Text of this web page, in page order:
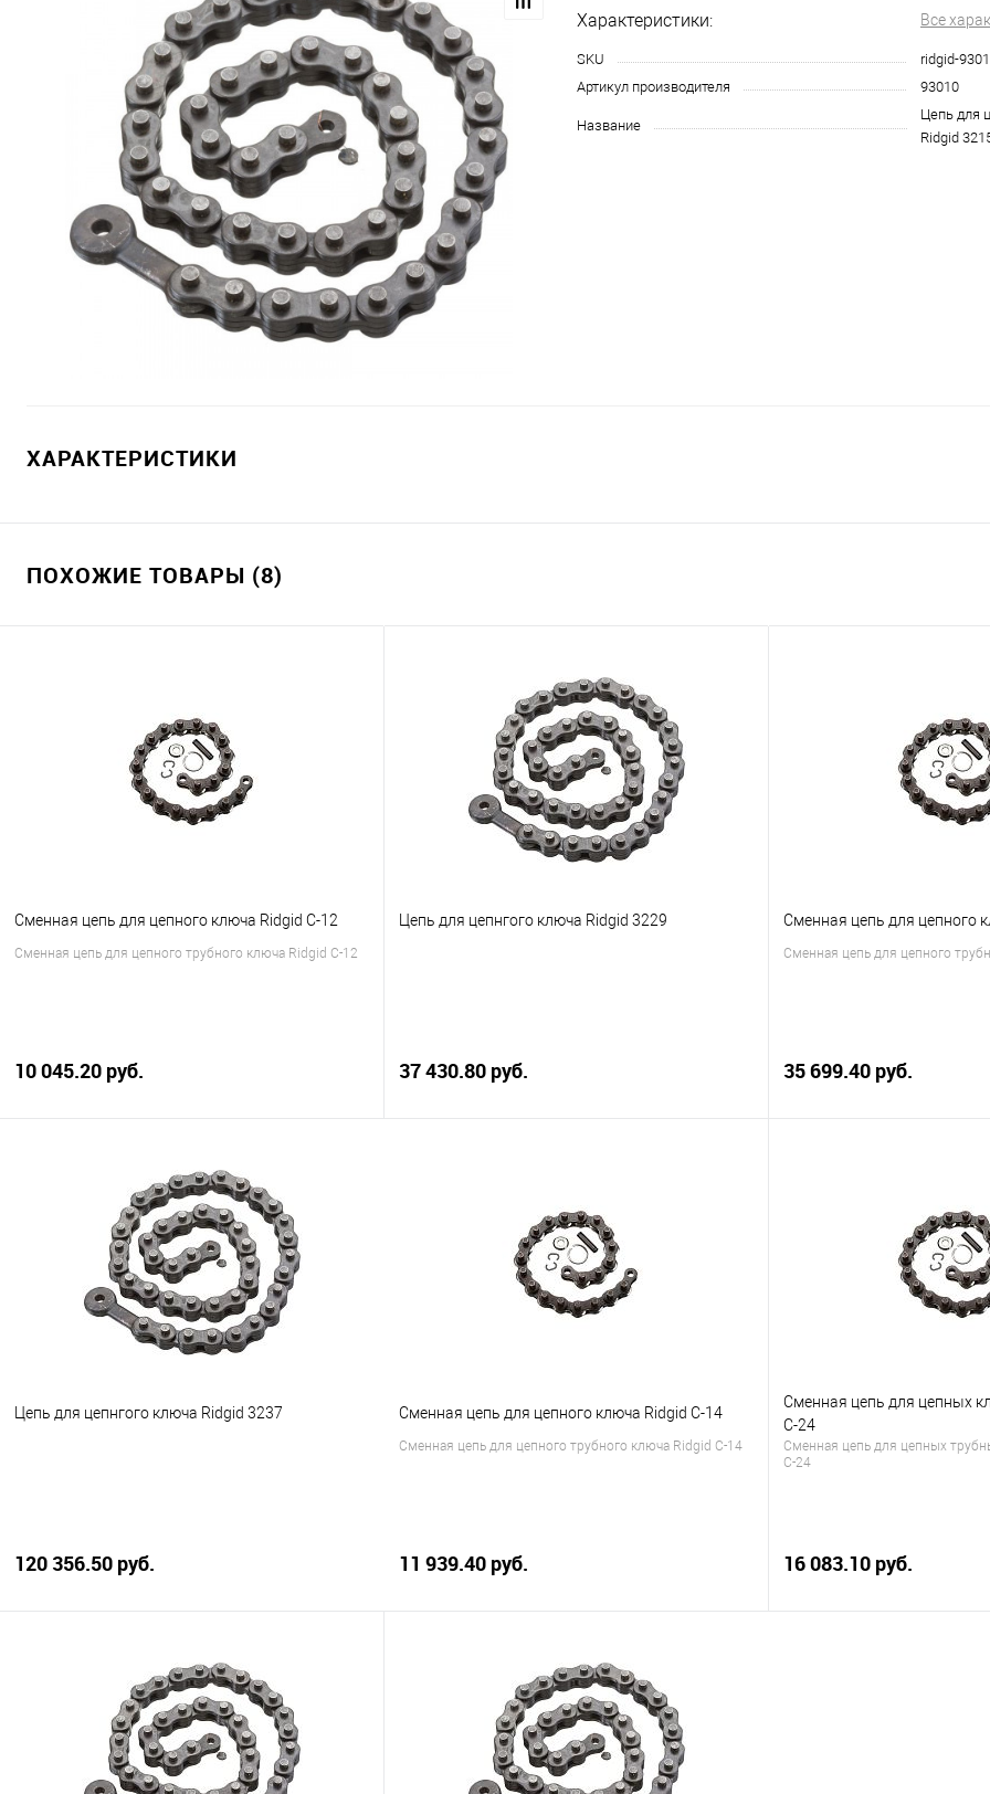
Характеристики: Все
SKU
ridgid-
Артикул производителя
93010
Название
Цепь для
Ridgid
ХАРАКТЕРИСТИКИ
ПОХОЖИЕ ТОВАРЫ (8)
Сменная цепь для цепного ключа Ridgid C-12
Сменная цепь для цепного трубного ключа Ridgid C-12
10 045.20 руб.
Купить в 1 клик
Сравнение
В избранное
В наличии
Цепь для цепнгого ключа Ridgid 3229
37 430.80 руб.
В наличии
Сменная цепь для цепного
Сменная цепь для цепного
35 699.40 руб.
Цепь для цепнгого ключа Ridgid 3237
120 356.50 руб.
Купить в 1 клик
Сравнение
В избранное
В наличии
Сменная цепь для цепного ключа Ridgid C-14
Сменная цепь для цепного трубного ключа Ridgid C-14
11 939.40 руб.
Купить в 1 клик
Сравнение
В избранное
В наличии
Сменная цепь для цепных
C-24
Сменная цепь для цепных
C-24
16 083.10 руб.